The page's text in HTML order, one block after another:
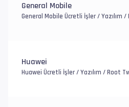
General Mobile
General Mobile Ücretli İşler / Yazılım
Huawei
Huawei Ücretli İşler / Yazılım / Root